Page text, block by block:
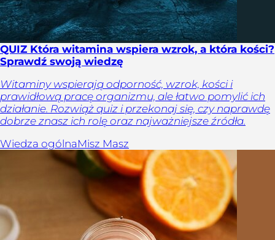
QUIZ Która witamina wspiera wzrok, a która kości?
Sprawdź swoją wiedzę
Witaminy wspierają odporność, wzrok, kości i
prawidłową pracę organizmu, ale łatwo pomylić ich
działanie. Rozwiąż quiz i przekonaj się, czy naprawdę
dobrze znasz ich rolę oraz najważniejsze źródła.
Wiedza ogólnaMisz Masz